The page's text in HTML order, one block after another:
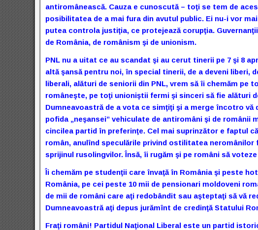
antiromânească. Cauza e cunoscută – toţi se tem de
posibilitatea de a mai fura din avutul public. Ei nu-i vor
putea controla justiţia, ce protejează corupţia.
de România, de românism şi de unionism.
PNL nu a uitat ce au scandat şi au cerut tinerii pe 7 şi 8
altă şansă pentru noi, în special tinerii, de a deveni
liberali, alături de seniorii din PNL, vrem să îi chemăm pe
româneşte, pe toţi unioniştii fermi şi sinceri să fie alături
Dumneavoastră de a vota ce simţiţi şi a merge încotro vă
pofida „neşansei” vehiculate de antiromâni şi de românii
cincilea partid în preferinţe. Cel mai suprinzător e faptul
român, anulînd speculările privind ostilitatea neromânilor
sprijinul rusolingvilor. Însă, îi rugăm şi pe români să
Îi chemăm pe studenţii care învaţă în România şi peste
România, pe cei peste 10 mii de pensionari moldoveni
de mii de români care aţi redobândit sau aşteptaţi să vă
Dumneavoastră aţi depus jurămînt de credinţă Statului
Fraţi români! Partidul Naţional Liberal este un partid